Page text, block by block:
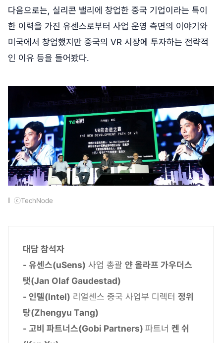
다음으로는, 실리콘 밸리에 창업한 중국 기업이라는 특이
한 이력을 가진 유센스로부터 사업 운영 측면의 이야기와
미국에서 창업했지만 중국의 VR 시장에 투자하는 전략적
인 이유 등을 들어봤다.
ⓒTechNode
대담 참석자
- 유센스(uSens) 사업 총괄 얀 올라프 가우더스
탯(Jan Olaf Gaudestad)
- 인텔(Intel) 리얼센스 중국 사업부 디렉터 정위
탕(Zhengyu Tang)
- 고비 파트너스(Gobi Partners) 파트너 켄 쉬